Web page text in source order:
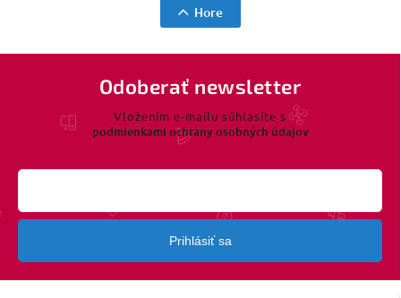
Hore
Odoberať newsletter
Vložením e-mailu súhlasíte s
podmienkami ochrany osobných údajov
Prihlásiť sa